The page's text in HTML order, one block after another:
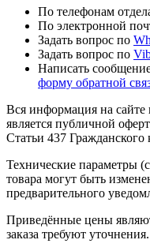
По телефонам
По электронной
Задать вопрос по
Задать вопрос по
Написать
форму обратной
Вся информация на сайте
является публичной
Статьи 437
Технические параметры
товара могут быть
предварительного
Приведённые цены
заказа требуют уточнения.